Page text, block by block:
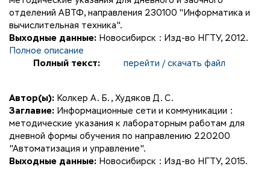
отделений АВТФ, направления 230100 "Информатика и
вычислительная техника".
Выходные данные: Новосибирск : Изд-во НГТУ, 2012.
Полное описание
Полный текст:
перейти / скачать файл
Автор(ы): Колкер А. Б. , Худяков Д. С.
Заглавие: Информационные сети и коммуникации :
методические указания к лабораторным работам для
дневной формы обучения по направлению 220200
"Автоматизация и управление".
Выходные данные: Новосибирск : Изд-во НГТУ, 2015.